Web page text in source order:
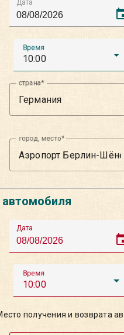
Дата
Время
10:00
страна
город, место
автомобиля
Дата
Время
10:00
получения и возврата